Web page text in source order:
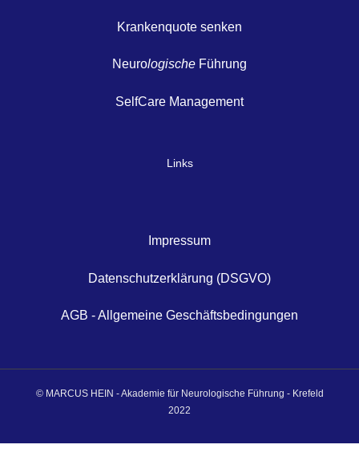
Krankenquote senken
Neurologische Führung
SelfCare Management
Links
Impressum
Datenschutzerklärung (DSGVO)
AGB - Allgemeine Geschäftsbedingungen
© MARCUS HEIN - Akademie für Neurologische Führung - Krefeld
2022